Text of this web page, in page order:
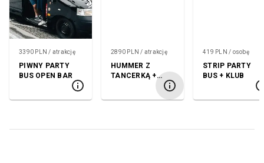
3390 PLN / atrakcję
PIWNY PARTY
BUS OPEN BAR
2890 PLN / atrakcję
HUMMER Z
TANCERKĄ +
419 PLN / osobę
STRIP PARTY
BUS + KLUB